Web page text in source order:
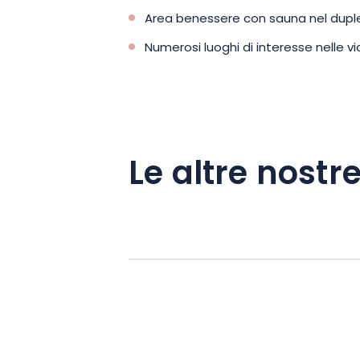
storico di Kaysersberg, la Maison
Area benessere con sauna nel
Numerosi luoghi di interesse nelle
Le altre